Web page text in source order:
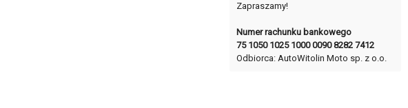
Zapraszamy!
Numer rachunku bankowego
75 1050 1025 1000 0090 8282 7412
Odbiorca: AutoWitolin Moto sp. z o.o.